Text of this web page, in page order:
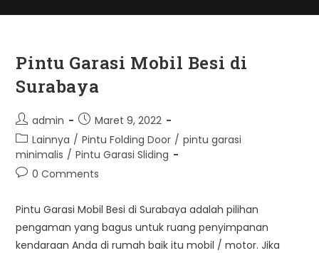
Pintu Garasi Mobil Besi di
Surabaya
Post
author:
admin
Post
published:
Maret 9, 2022
Post
category:
Lainnya / Pintu Folding Door / pintu garasi
minimalis / Pintu Garasi Sliding
Post0 Comments
Pintu Garasi Mobil Besi di Surabaya adalah pilihan
pengaman yang bagus untuk ruang penyimpanan
kendaraan Anda di rumah baik itu mobil / motor. Jika